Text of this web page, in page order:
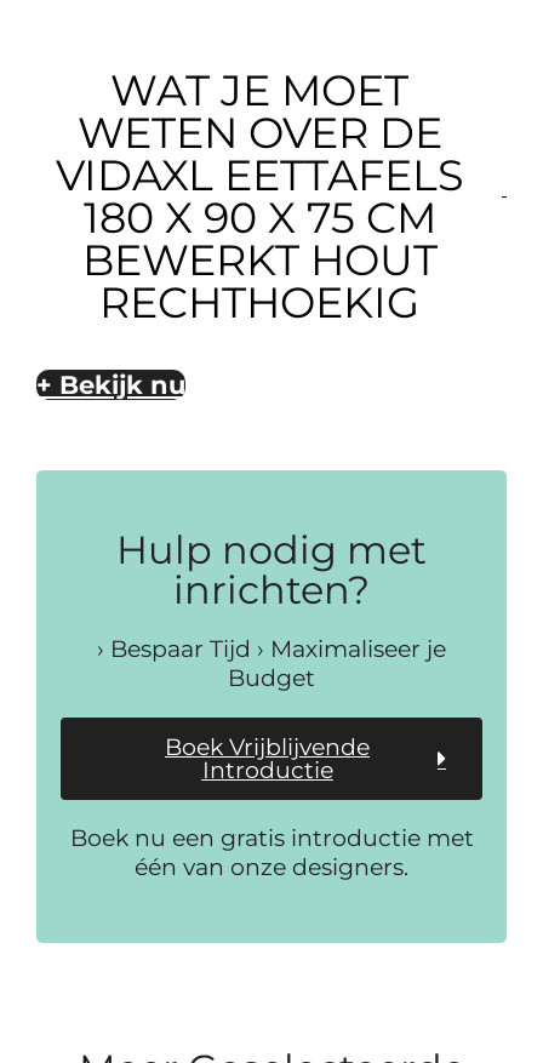
WAT JE MOET
WETEN OVER DE
VIDAXL EETTAFELS
180 X 90 X 75 CM
BEWERKT HOUT
RECHTHOEKIG
+ Bekijk nu
Hulp nodig met
inrichten?
› Bespaar Tijd › Maximaliseer je
Budget
Boek Vrijblijvende
Introductie
Boek nu een gratis introductie met
één van onze designers.